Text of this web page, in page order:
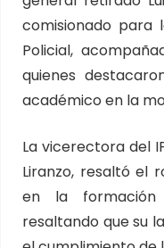
comisionado para
Policial,
quienes
académico en la
La vicerectora del
Liranzo, resaltó el
en la formación
resaltando que su